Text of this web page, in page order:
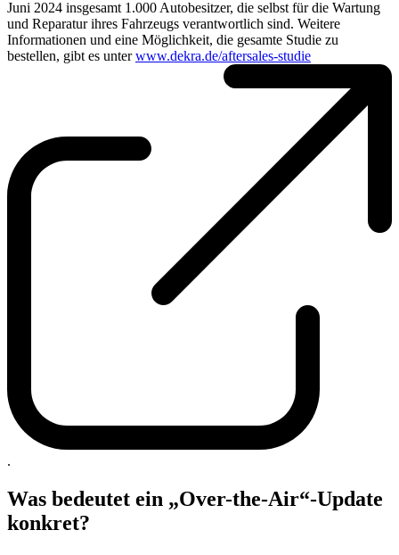
Juni 2024 insgesamt 1.000 Autobesitzer, die selbst für die Wartung
und Reparatur ihres Fahrzeugs verantwortlich sind. Weitere
Informationen und eine Möglichkeit, die gesamte Studie zu
bestellen, gibt es unterwww.dekra.de/aftersales-studie
.
Was bedeutet ein „Over-the-Air“-Update
konkret?